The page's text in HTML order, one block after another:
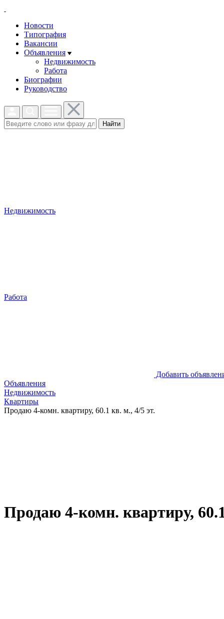
Новости
Типография
Вакансии
Объявления
Недвижимость
Работа
Биографии
Руководство
Найти
Недвижимость
Работа
Добавить
Объявления
Недвижимость
Квартиры
Продаю 4-комн. квартиру, 60.1 кв. м., 4/5 эт.
Продаю 4-комн. квартиру,